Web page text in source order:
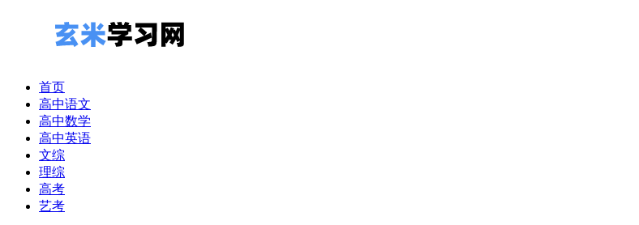
首页
高中语文
高中数学
高中英语
文综
理综
高考
艺考